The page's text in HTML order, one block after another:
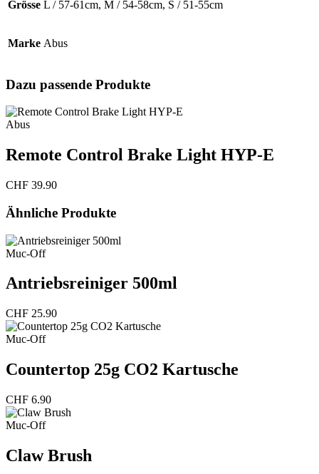
Grösse L / 57-61cm, M / 54-58cm, S / 51-55cm
Marke Abus
Dazu passende Produkte
Abus
Remote Control Brake Light HYP-E
CHF 39.90
Ähnliche Produkte
Muc-Off
Antriebsreiniger 500ml
CHF 25.90
Muc-Off
Countertop 25g CO2 Kartusche
CHF 6.90
Muc-Off
Claw Brush